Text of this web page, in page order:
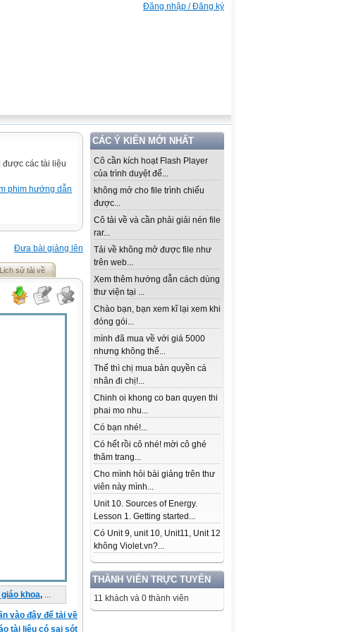
Đăng nhập / Đăng ký
CÁC Ý KIẾN MỚI NHẤT
Cô cần kích hoạt Flash Player
của trình duyệt để...
không mở cho file trình chiếu
được...
Cô tải về và cần phải giải nén file
rar...
Tải về không mở được file như
trên web...
Xem thêm hướng dẫn cách dùng
thư viện tại ...
Chào bạn, bạn xem kĩ lại xem khi
đóng gói...
mình đã mua về với giá 5000
nhưng không thể...
Thế thì chị mua bản quyền cá
nhân đi chị!...
Chinh oi khong co ban quyen thi
phai mo nhu...
Có bạn nhé!...
Có hết rồi cô nhé! mời cô ghé
thăm trang...
Cho mình hỏi bài giảng trên thư
viên này mình...
Unit 10. Sources of Energy.
Lesson 1. Getting started...
Có Unit 9, unit 10, Unit11, Unit 12
không Violet.vn?...
THÀNH VIÊN TRỰC TUYẾN
11 khách và 0 thành viên
được các tài liệu
phim hướng dẫn
Đưa bài giảng lên
Lịch sử tải về
khoa, ...
vào đây để tải về
tài liệu có sai sót